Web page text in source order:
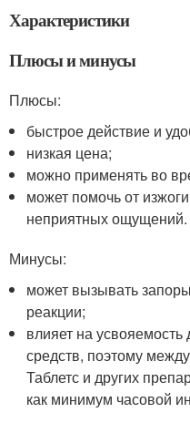
Характеристики
Плюсы и минусы
Плюсы:
быстрое действие и
низкая цена;
можно применять во
может помочь от
неприятных ощущений.
Минусы:
может вызывать
реакции;
влияет на усвояемость
средств, поэтому
Таблетс и других
как минимум часовой